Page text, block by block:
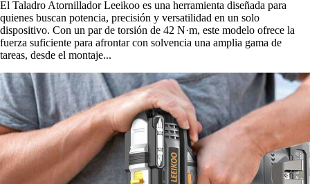
El Taladro Atornillador Leeikoo es una herramienta diseñada para
quienes buscan potencia, precisión y versatilidad en un solo
dispositivo. Con un par de torsión de 42 N·m, este modelo ofrece la
fuerza suficiente para afrontar con solvencia una amplia gama de
tareas, desde el montaje...